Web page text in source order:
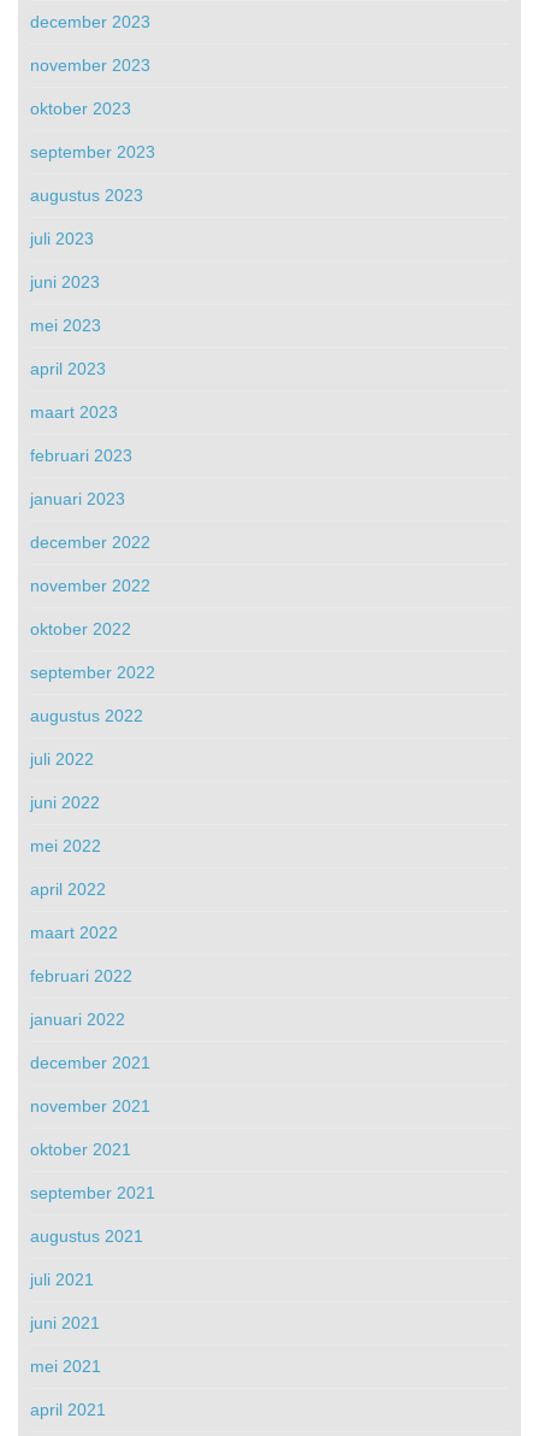
december 2023
november 2023
oktober 2023
september 2023
augustus 2023
juli 2023
juni 2023
mei 2023
april 2023
maart 2023
februari 2023
januari 2023
december 2022
november 2022
oktober 2022
september 2022
augustus 2022
juli 2022
juni 2022
mei 2022
april 2022
maart 2022
februari 2022
januari 2022
december 2021
november 2021
oktober 2021
september 2021
augustus 2021
juli 2021
juni 2021
mei 2021
april 2021